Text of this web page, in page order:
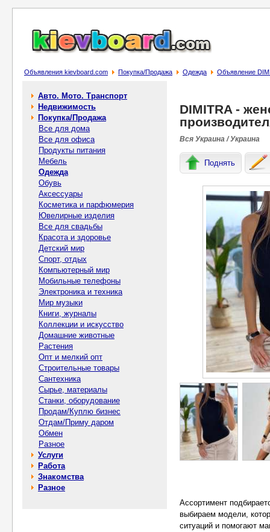
Объявления kievboard.com Покупка/Продажа Одежда Объявление
Авто. Мото. Транспорт
Недвижимость
Покупка/Продажа
Все для дома
Все для офиса
Продукты питания
Мебель
Одежда
Обувь
Аксессуары
Косметика и парфюмерия
Ювелирные изделия
Все для свадьбы
Красота и здоровье
Детский мир
Спорт, отдых
Компьютерный мир
Мобильные телефоны
Электроника и техника
Мир музыки
Книги, журналы
Коллекции и искусство
Домашние животные
Растения
Опт и мелкий опт
Строительные товары
Сантехника
Сырье, материалы
Станки, оборудование
Продам/Куплю бизнес
Отдам/Приму даром
Обмен
Разное
Услуги
Работа
Знакомства
Разное
DIMITRA -
Вся Украина / Украина
Поднять
Ассортимент
выбираем модели,
ситуаций и помогают